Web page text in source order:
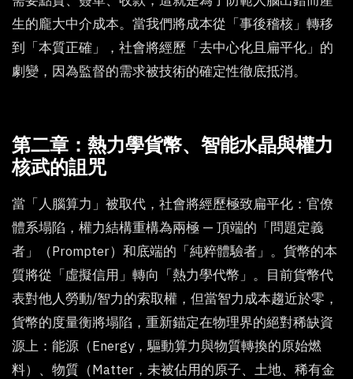
生的龐大中介成本。當我們將成本從「事後稽核」轉移
到「本質正確」，社會將經歷「去中心化且扁平化」的
劇變，因為監督的需求被技術的確定性徹底抵消。
第二章：熱力學貨幣、智能水晶與權力
核武的詛咒
當「人腦算力」被取代，社會將經歷極致扁平化：官僚
體系塌陷，權力結構重構為兩極 — 頂端的「問題定義
者」（Prompter）和底端的「純粹體驗者」。貨幣的本
質將從「虛擬信用」轉向「熱力學代幣」。目前貨幣代
表對他人勞動/智力的索取權，但當智力成本趨近於零，
貨幣的度量衡將塌陷，重新錨定在物理界的絕對稀缺資
源上：能源（Energy，驅動算力與物質轉換的原始燃
料）、物質（Matter，未被佔用的原子、土地、稀有金